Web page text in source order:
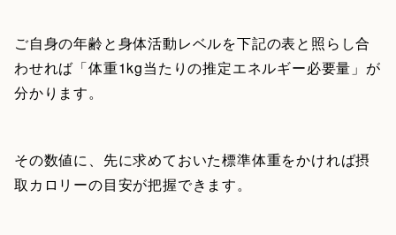
ご自身の年齢と身体活動レベルを下記の表と照らし合
わせれば「体重1kg当たりの推定エネルギー必要量」が
分かります。
その数値に、先に求めておいた標準体重をかければ摂
取カロリーの目安が把握できます。